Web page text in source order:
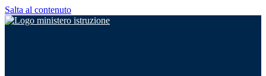
Salta al contenuto